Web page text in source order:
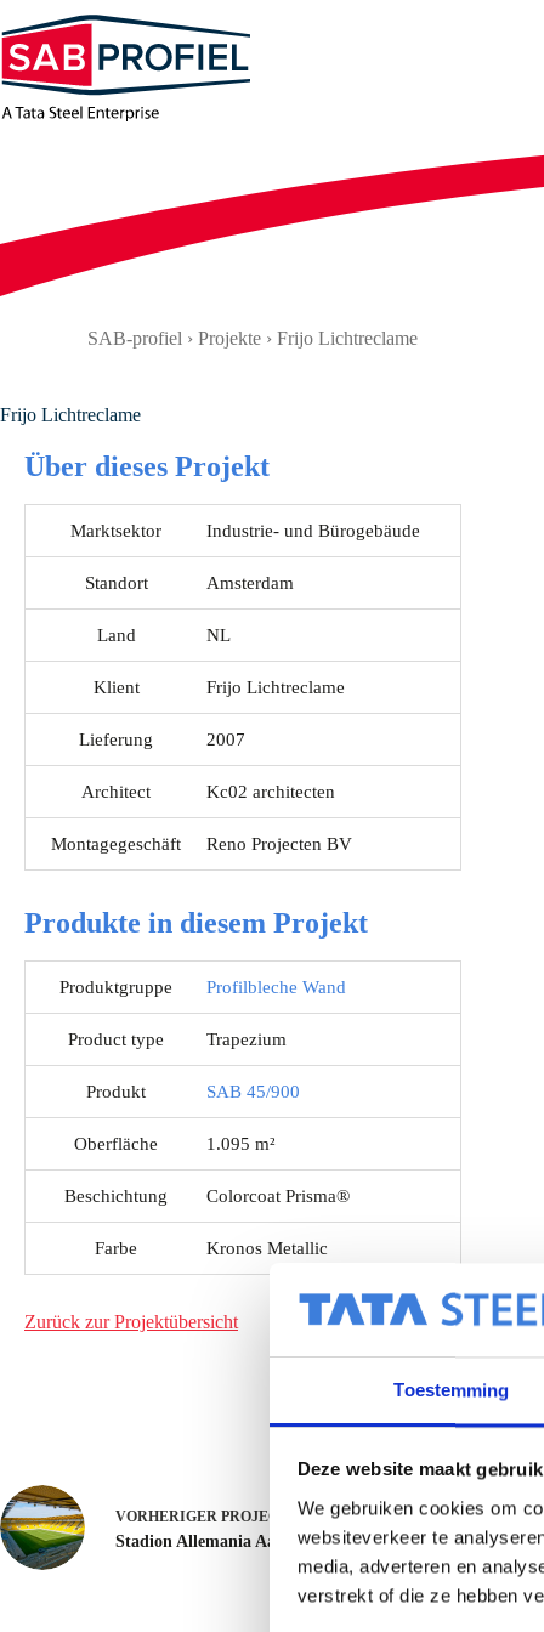
Toestemming
Deze website maakt
We gebruiken cookies om
websiteverkeer te
media, adverteren en
verstrekt of die ze hebben
Inhalt
springen
SAB-profiel › Projekte › Frijo Lichtreclame
Frijo Lichtreclame
Über dieses Projekt
Marktsektor Industrie- und Bürogebäude
Standort Amsterdam
Land NL
Klient Frijo Lichtreclame
Lieferung 2007
Architect Kc02 architecten
Montagegeschäft Reno Projecten BV
Produkte in diesem Projekt
Produktgruppe Profilbleche Wand
Product type Trapezium
Produkt SAB 45/900
Oberfläche 1.095 m²
Beschichtung Colorcoat Prisma®
Farbe Kronos Metallic
Zurück zur Projektübersicht
VORHERIGER PROJECT
Stadion Allemania Aachen